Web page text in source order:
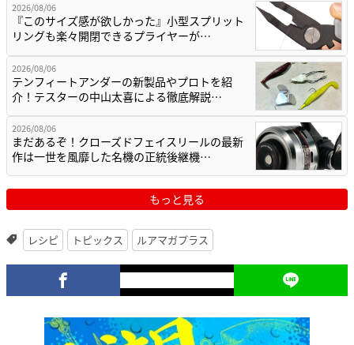
2026/08/06
『このサイズ感が欲しかった』小型スプリット
リングも楽々開閉できるプライヤーが…
2026/08/06
テンフィートアンダーの新製品やプロトを紹
介！テスターの中山太喜による徹底解説…
2026/08/06
まだあるぞ！クローズドフェイスリールの最新
作は一世を風靡した名機の正統後継機…
もっと見る
レシピ トピックス ルアマガプラス